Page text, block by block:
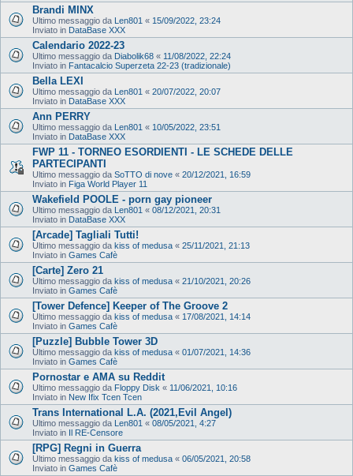
Brandi MINX
Ultimo messaggio da Len801 « 15/09/2022, 23:24
Inviato in DataBase XXX
Calendario 2022-23
Ultimo messaggio da Diabolik68 « 11/08/2022, 22:24
Inviato in Fantacalcio Superzeta 22-23 (tradizionale)
Bella LEXI
Ultimo messaggio da Len801 « 20/07/2022, 20:07
Inviato in DataBase XXX
Ann PERRY
Ultimo messaggio da Len801 « 10/05/2022, 23:51
Inviato in DataBase XXX
FWP 11 - TORNEO ESORDIENTI - LE SCHEDE DELLE
PARTECIPANTI
Ultimo messaggio da SoTTO di nove « 20/12/2021, 16:59
Inviato in Figa World Player 11
Wakefield POOLE - porn gay pioneer
Ultimo messaggio da Len801 « 08/12/2021, 20:31
Inviato in DataBase XXX
[Arcade] Tagliali Tutti!
Ultimo messaggio da kiss of medusa « 25/11/2021, 21:13
Inviato in Games Cafè
[Carte] Zero 21
Ultimo messaggio da kiss of medusa « 21/10/2021, 20:26
Inviato in Games Cafè
[Tower Defence] Keeper of The Groove 2
Ultimo messaggio da kiss of medusa « 17/08/2021, 14:14
Inviato in Games Cafè
[Puzzle] Bubble Tower 3D
Ultimo messaggio da kiss of medusa « 01/07/2021, 14:36
Inviato in Games Cafè
Pornostar e AMA su Reddit
Ultimo messaggio da Floppy Disk « 11/06/2021, 10:16
Inviato in New Ifix Tcen Tcen
Trans International L.A. (2021,Evil Angel)
Ultimo messaggio da Len801 « 08/05/2021, 4:27
Inviato in Il RE-Censore
[RPG] Regni in Guerra
Ultimo messaggio da kiss of medusa « 06/05/2021, 20:58
Inviato in Games Cafè